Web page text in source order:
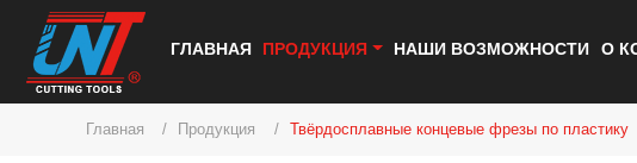
ГЛАВНАЯ ПРОДУКЦИЯ НАШИ ВОЗМОЖНОСТИ О
Главная Продукция Твёрдосплавные концевые фрезы по пластику